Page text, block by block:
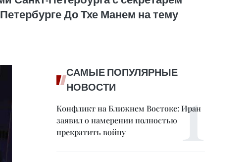
До Тхе Манем на тему
САМЫЕ ПОПУЛЯРНЫЕ
НОВОСТИ
Конфликт на Ближнем Востоке: Иран
заявил о намерении полностью
прекратить войну